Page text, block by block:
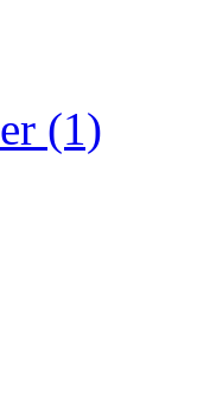
(1)